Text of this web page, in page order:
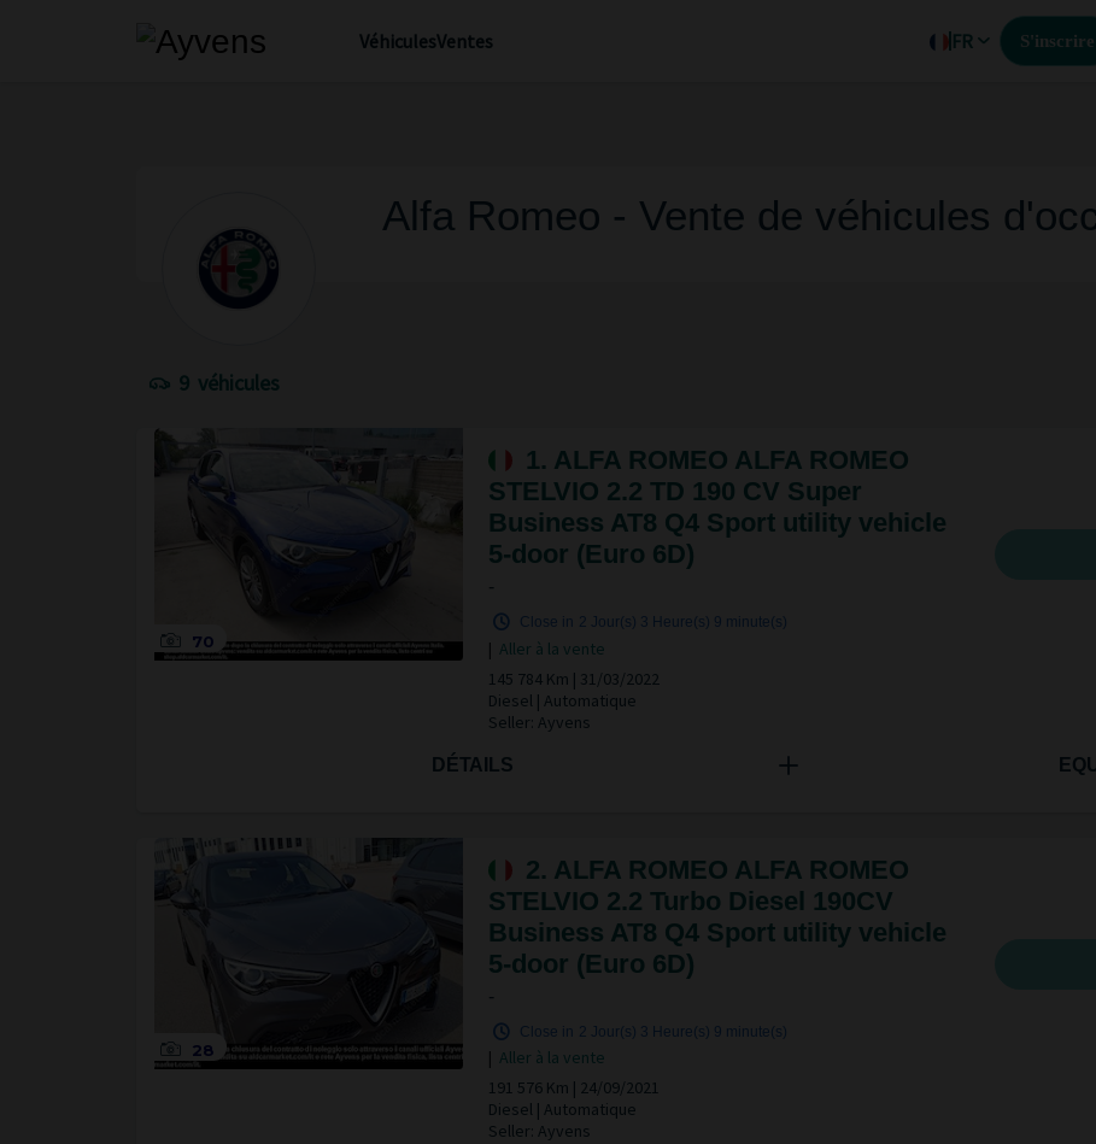
VéhiculesVentes FR S'inscrire
Alfa Romeo - Vente de véhicules
9 véhicules
70
1. ALFA ROMEO ALFA ROMEO
STELVIO 2.2 TD 190 CV Super
Business AT8 Q4 Sport utility vehicle
5-door (Euro 6D)
-
Close in 2 Jour(s) 3 Heure(s) 9 minute(s)
| Aller à la vente
145 784 Km | 31/03/2022
Diesel | Automatique
Seller: Ayvens
DÉTAILS
28
2. ALFA ROMEO ALFA ROMEO
STELVIO 2.2 Turbo Diesel 190CV
Business AT8 Q4 Sport utility vehicle
5-door (Euro 6D)
-
Close in 2 Jour(s) 3 Heure(s) 9 minute(s)
| Aller à la vente
191 576 Km | 24/09/2021
Diesel | Automatique
Seller: Ayvens